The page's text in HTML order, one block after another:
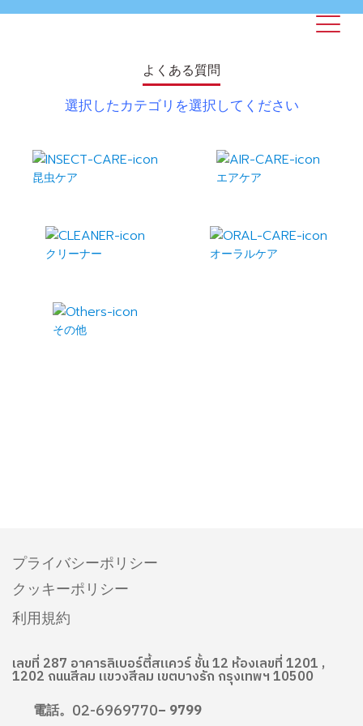
よくある質問
選択したカテゴリを選択してください
昆虫ケア エアケア
クリーナー オーラルケア
その他
プライバシーポリシー
クッキーポリシー
利用規約
เลขที่ 287 อาคารลิเบอร์ตี้สแควร์ ชั้น 12 ห้องเลขที่ 1201 ,
1202 ถนนสีลม แขวงสีลม เขตบางรัก กรุงเทพฯ 10500
電話。 02-6969770– 9799